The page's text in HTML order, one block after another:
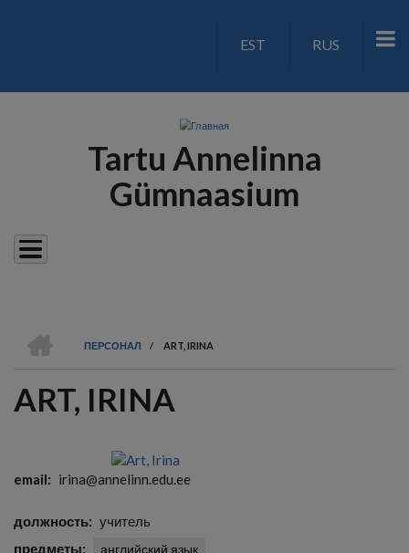
LANGUAGE
EST RUS
Tartu Annelinna
Gümnaasium
СТРОКА
НАВИГАЦИИ
ПЕРСОНАЛ
/ ART, IRINA
ART, IRINA
email irina@annelinn.edu.ee
должность
учитель
предметы
английский язык